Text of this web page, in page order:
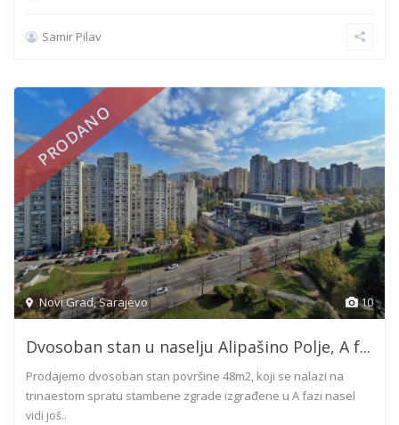
Samir Pilav
10
Novi Grad,Sarajevo
PRODANO
Dvosoban stan u naselju Alipašino Polje, A f...
Prodajemo dvosoban stan površine 48m2, koji se nalazi na
trinaestom spratu stambene zgrade izgrađene u A fazi nasel
vidi još..